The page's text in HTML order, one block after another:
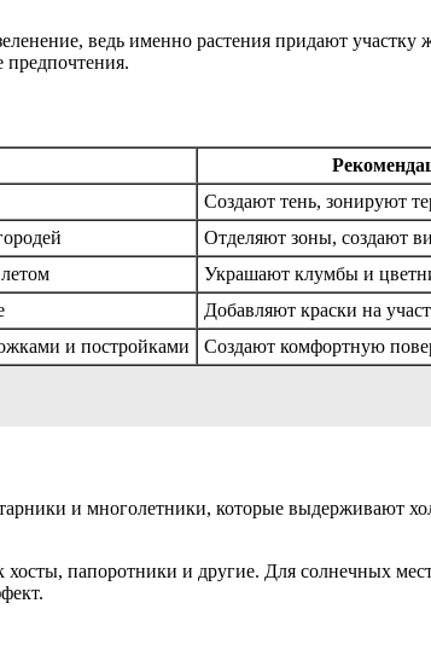
ведь именно растения придают
Создают тень, зонируют
Отделяют зоны, создают
Украшают клумбы и
Добавляют краски на
и постройками Создают комфортную
и многолетники, которые выдерживают
папоротники и другие. Для солнечных